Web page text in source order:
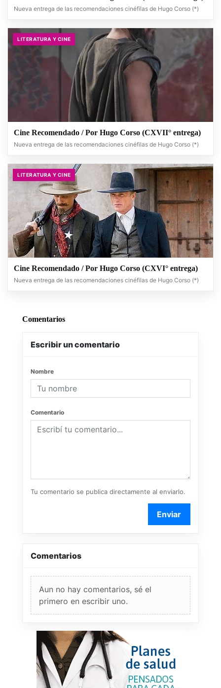
Nueva entrega de las recomendaciones cinéfilas de Hugo Corso (*)
LITERATURA Y CINE
Cine Recomendado / Por Hugo Corso (CXVII° entrega)
Nueva entrega de las recomendaciones cinéfilas de Hugo Corso (*)
LITERATURA Y CINE
Cine Recomendado / Por Hugo Corso (CXVI° entrega)
Nueva entrega de las recomendaciones cinéfilas de Hugo Corso (*)
Comentarios
Escribir un comentario
Nombre
Comentario
Tu comentario se publica directamente al enviarlo.
Enviar
Comentarios
Aun no hay comentarios, sé el
primero en escribir uno.